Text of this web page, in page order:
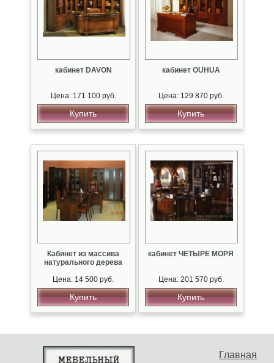
кабинет DAVON
Цена: 171 100 руб.
Купить
кабинет OUHUA
Цена: 129 870 руб.
Купить
Кабинет из массива
натурального дерева
Цена: 14 500 руб.
Купить
кабинет ЧЕТЫРЕ МОРЯ
Цена: 201 570 руб.
Купить
Главная